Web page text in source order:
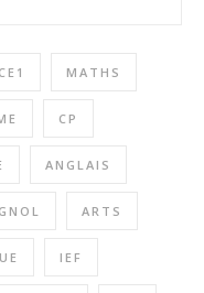
CE1 MATHS
CP
ANGLAIS
ARTS
IEF